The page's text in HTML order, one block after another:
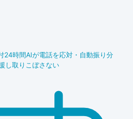
24時間AIが電話を応対・自動振り分
し取りこぼさない